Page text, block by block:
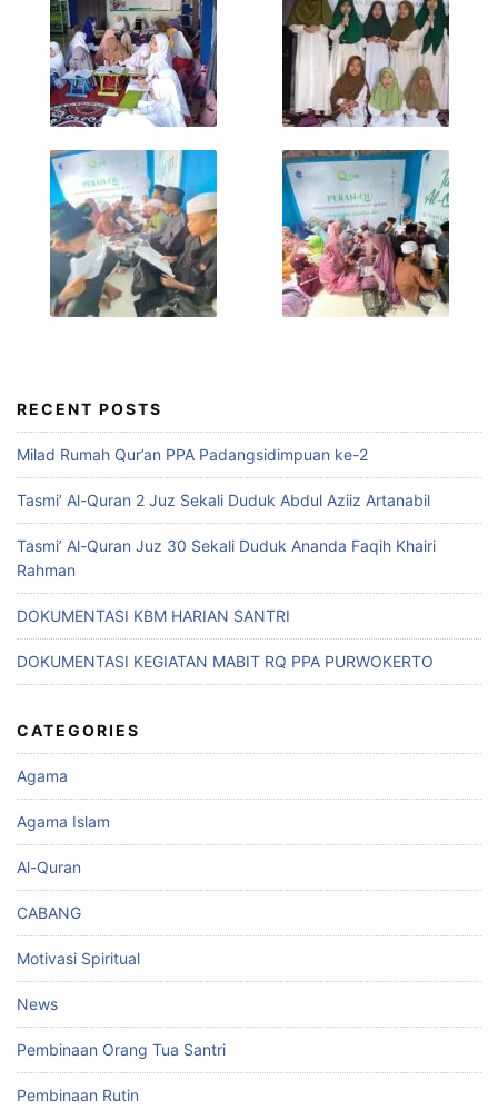
RECENT POSTS
Milad Rumah Qur’an PPA Padangsidimpuan ke-2
Tasmi’ Al-Quran 2 Juz Sekali Duduk Abdul Aziiz Artanabil
Tasmi’ Al-Quran Juz 30 Sekali Duduk Ananda Faqih Khairi
Rahman
DOKUMENTASI KBM HARIAN SANTRI
DOKUMENTASI KEGIATAN MABIT RQ PPA PURWOKERTO
CATEGORIES
Agama
Agama Islam
Al-Quran
CABANG
Motivasi Spiritual
News
Pembinaan Orang Tua Santri
Pembinaan Rutin